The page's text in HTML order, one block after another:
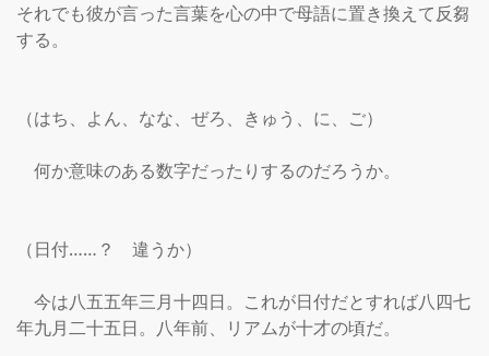
それでも彼が言った言葉を心の中で母語に置き換えて反芻
する。
（はち、よん、なな、ぜろ、きゅう、に、ご）
何か意味のある数字だったりするのだろうか。
（日付……？　違うか）
今は八五五年三月十四日。これが日付だとすれば八四七
年九月二十五日。八年前、リアムが十才の頃だ。